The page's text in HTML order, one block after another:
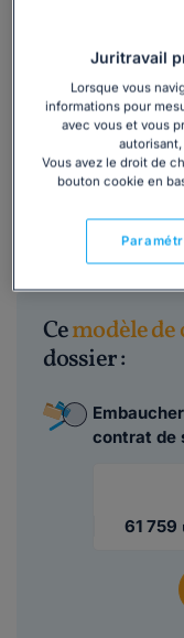
en
à durée déterminée.
conclure un
transformé en CDI
initial et sans
Nous vous
et téléchargeable en
Cemodèle
dossier :
contrat de
61 759
Juritravail
Lorsque vous
informations pour
avec vous et vous
Vous avez le droit de
bouton cookie en